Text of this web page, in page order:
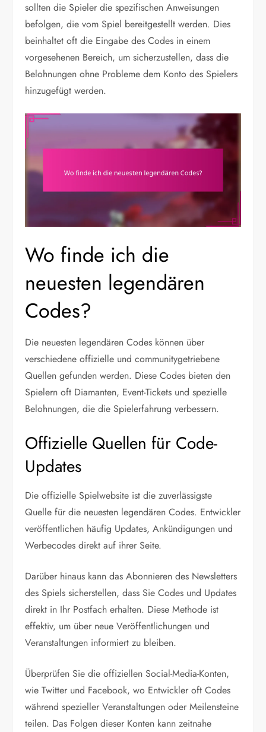
sollten die Spieler die spezifischen Anweisungen
befolgen, die vom Spiel bereitgestellt werden. Dies
beinhaltet oft die Eingabe des Codes in einem
vorgesehenen Bereich, um sicherzustellen, dass die
Belohnungen ohne Probleme dem Konto des Spielers
hinzugefügt werden.
Wo finde ich die
neuesten legendären
Codes?
Die neuesten legendären Codes können über
verschiedene offizielle und communitygetriebene
Quellen gefunden werden. Diese Codes bieten den
Spielern oft Diamanten, Event-Tickets und spezielle
Belohnungen, die die Spielerfahrung verbessern.
Offizielle Quellen für Code-
Updates
Die offizielle Spielwebsite ist die zuverlässigste
Quelle für die neuesten legendären Codes. Entwickler
veröffentlichen häufig Updates, Ankündigungen und
Werbecodes direkt auf ihrer Seite.
Darüber hinaus kann das Abonnieren des Newsletters
des Spiels sicherstellen, dass Sie Codes und Updates
direkt in Ihr Postfach erhalten. Diese Methode ist
effektiv, um über neue Veröffentlichungen und
Veranstaltungen informiert zu bleiben.
Überprüfen Sie die offiziellen Social-Media-Konten,
wie Twitter und Facebook, wo Entwickler oft Codes
während spezieller Veranstaltungen oder Meilensteine
teilen. Das Folgen dieser Konten kann zeitnahe